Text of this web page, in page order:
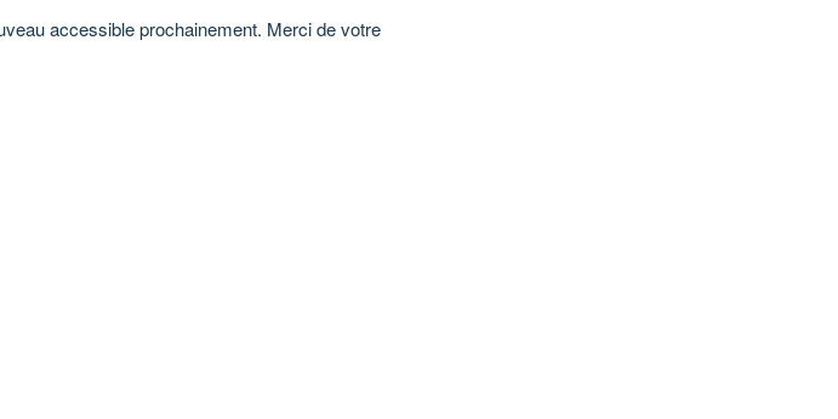
accessible prochainement. Merci de votre